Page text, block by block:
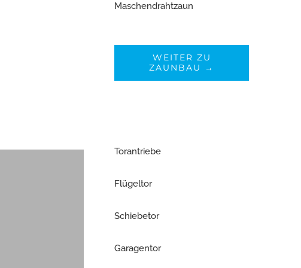
Maschendrahtzaun
WEITER ZU
ZAUNBAU →
Torantriebe
Flügeltor
Schiebetor
Garagentor